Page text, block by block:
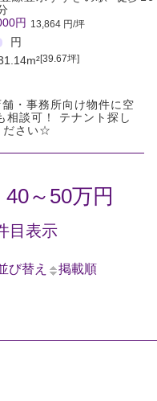
円 13,864 円/坪
円
[39.67坪]
・事務所向け物件に空
相談可！ テナント探し
ださい☆
～50万円
目表示
び替え 掲載順